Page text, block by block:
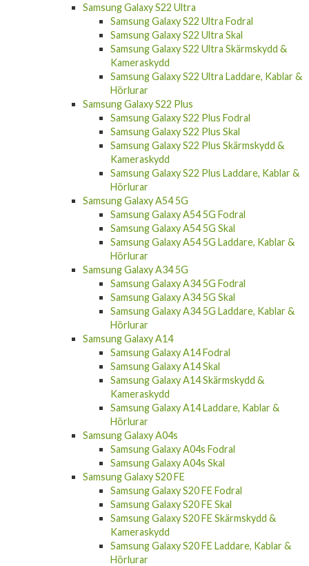
Samsung Galaxy S22 Ultra
Samsung Galaxy S22 Ultra Fodral
Samsung Galaxy S22 Ultra Skal
Samsung Galaxy S22 Ultra Skärmskydd &
Kameraskydd
Samsung Galaxy S22 Ultra Laddare, Kablar &
Hörlurar
Samsung Galaxy S22 Plus
Samsung Galaxy S22 Plus Fodral
Samsung Galaxy S22 Plus Skal
Samsung Galaxy S22 Plus Skärmskydd &
Kameraskydd
Samsung Galaxy S22 Plus Laddare, Kablar &
Hörlurar
Samsung Galaxy A54 5G
Samsung Galaxy A54 5G Fodral
Samsung Galaxy A54 5G Skal
Samsung Galaxy A54 5G Laddare, Kablar &
Hörlurar
Samsung Galaxy A34 5G
Samsung Galaxy A34 5G Fodral
Samsung Galaxy A34 5G Skal
Samsung Galaxy A34 5G Laddare, Kablar &
Hörlurar
Samsung Galaxy A14
Samsung Galaxy A14 Fodral
Samsung Galaxy A14 Skal
Samsung Galaxy A14 Skärmskydd &
Kameraskydd
Samsung Galaxy A14 Laddare, Kablar &
Hörlurar
Samsung Galaxy A04s
Samsung Galaxy A04s Fodral
Samsung Galaxy A04s Skal
Samsung Galaxy S20 FE
Samsung Galaxy S20 FE Fodral
Samsung Galaxy S20 FE Skal
Samsung Galaxy S20 FE Skärmskydd &
Kameraskydd
Samsung Galaxy S20 FE Laddare, Kablar &
Hörlurar